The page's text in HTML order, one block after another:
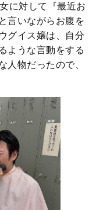
に対して『最近お
言いながらお腹を
グイス嬢は、自分
ような言動をする
人物だったので、